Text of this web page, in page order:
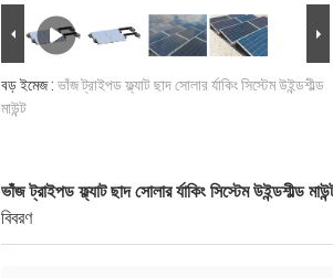
বড় ইমেজ : ভাঁজ ট্রাইপড ফ্ল্যাট ছাদ সোলার র্যাকিং সিস্টেম উইন্ডশীল্ড
মাউন্ট
ভাঁজ ট্রাইপড ফ্ল্যাট ছাদ সোলার র্যাকিং সিস্টেম উইন্ডশীল্ড
বিবরণ